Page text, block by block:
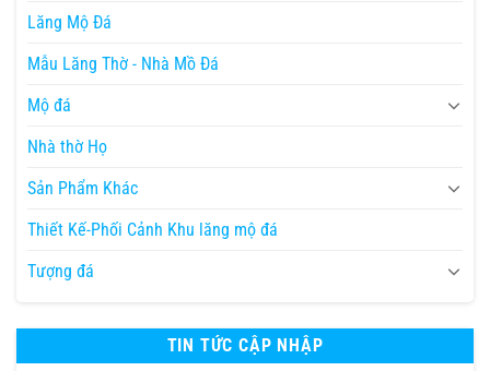
Lăng Mộ Đá
Mẫu Lăng Thờ - Nhà Mồ Đá
Mộ đá
Nhà thờ Họ
Sản Phẩm Khác
Thiết Kế-Phối Cảnh Khu lăng mộ đá
Tượng đá
TIN TỨC CẬP NHẬP